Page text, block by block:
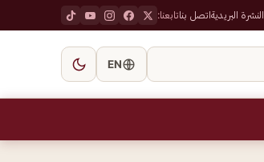
النشرة البريديةاتصل بناتابعنا:
EN